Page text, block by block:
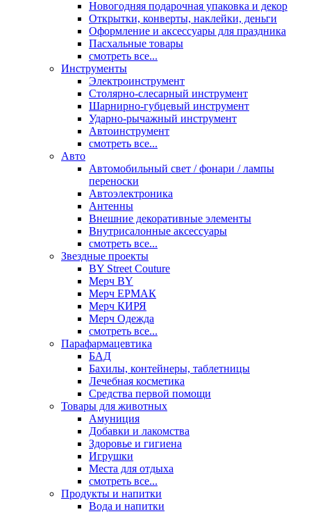
Новогодняя подарочная упаковка и декор
Открытки, конверты, наклейки, деньги
Оформление и аксессуары для праздника
Пасхальные товары
смотреть все...
Инструменты
Электроинструмент
Столярно-слесарный инструмент
Шарнирно-губцевый инструмент
Ударно-рычажный инструмент
Автоинструмент
смотреть все...
Авто
Автомобильный свет / фонари / лампы
переноски
Автоэлектроника
Антенны
Внешние декоративные элементы
Внутрисалонные аксессуары
смотреть все...
Звездные проекты
BY Street Couture
Мерч BY
Мерч ЕРМАК
Мерч КИРЯ
Мерч Одежда
смотреть все...
Парафармацевтика
БАД
Бахилы, контейнеры, таблетницы
Лечебная косметика
Средства первой помощи
Товары для животных
Амуниция
Добавки и лакомства
Здоровье и гигиена
Игрушки
Места для отдыха
смотреть все...
Продукты и напитки
Вода и напитки